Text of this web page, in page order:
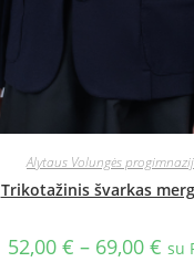
Alytaus Volungės
Trikotažinis švarkas
52,00 € – 69,00 € su